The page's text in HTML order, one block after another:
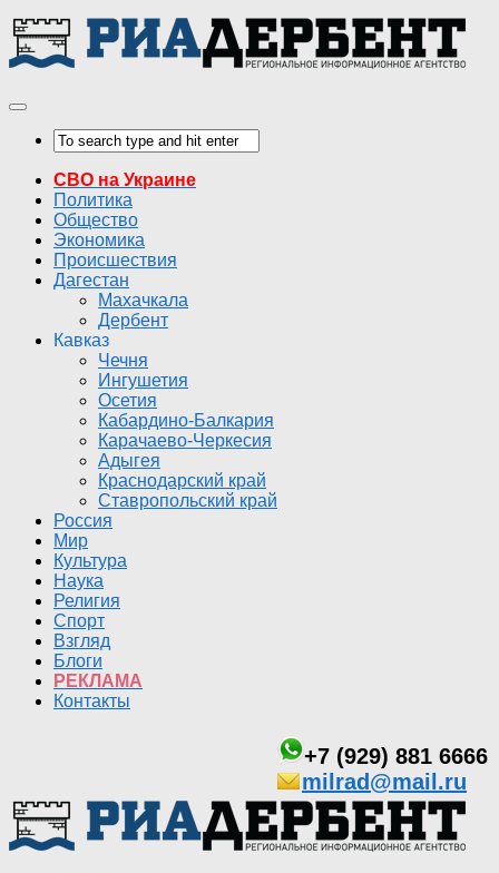
СВО на Украине
Политика
Общество
Экономика
Происшествия
Дагестан
Махачкала
Дербент
Кавказ
Чечня
Ингушетия
Осетия
Кабардино-Балкария
Карачаево-Черкесия
Адыгея
Краснодарский край
Ставропольский край
Россия
Мир
Культура
Наука
Религия
Спорт
Взгляд
Блоги
РЕКЛАМА
Контакты
+7 (929) 881 6666
milrad@mail.ru